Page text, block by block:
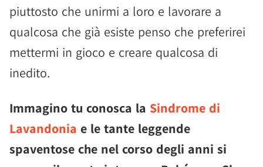
piuttosto che unirmi a loro e lavorare a
qualcosa che già esiste penso che preferirei
mettermi in gioco e creare qualcosa di
inedito.
Immagino tu conosca la Sindrome di
Lavandonia e le tante leggende
spaventose che nel corso degli anni si